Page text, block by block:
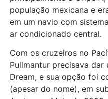
população mexicana e
em um navio com
ar condicionado central.
Com os cruzeiros no
Pullmantur precisava
Dream, e sua opção foi
(apesar do nome), em